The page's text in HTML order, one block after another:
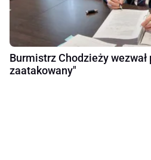
Burmistrz Chodzieży
zaatakowany"